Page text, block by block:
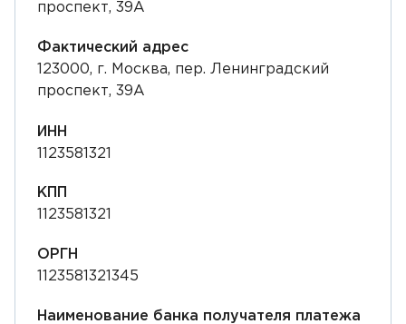
проспект, 39А
Фактический адрес
123000, г. Москва, пер. Ленинградский
проспект, 39А
ИНН
1123581321
КПП
1123581321
ОРГН
1123581321345
Наименование банка получателя платежа